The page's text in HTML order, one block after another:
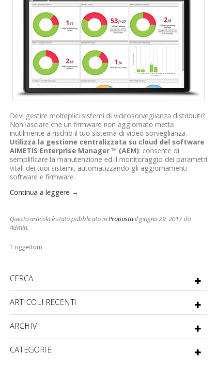
Devi gestire molteplici sistemi di videosorveglianza distribuiti?
Non lasciare che un firmware non aggiornato metta
inutilmente a rischio il tuo sistema di video sorveglianza.
Utilizza la gestione centralizzata su cloud del software
AIMETIS Enterprise Manager ™ (AEM): consente di
semplificare la manutenzione ed il monitoraggio dei parametri
vitali dei tuoi sistemi, automatizzando gli aggiornamenti
software e firmware.
Continua a leggere →
Questo articolo è stato pubblicato inPropostail giugno 29, 2017da
Admin.
1 oggetto(i)
CERCA
ARTICOLI RECENTI
ARCHIVI
CATEGORIE